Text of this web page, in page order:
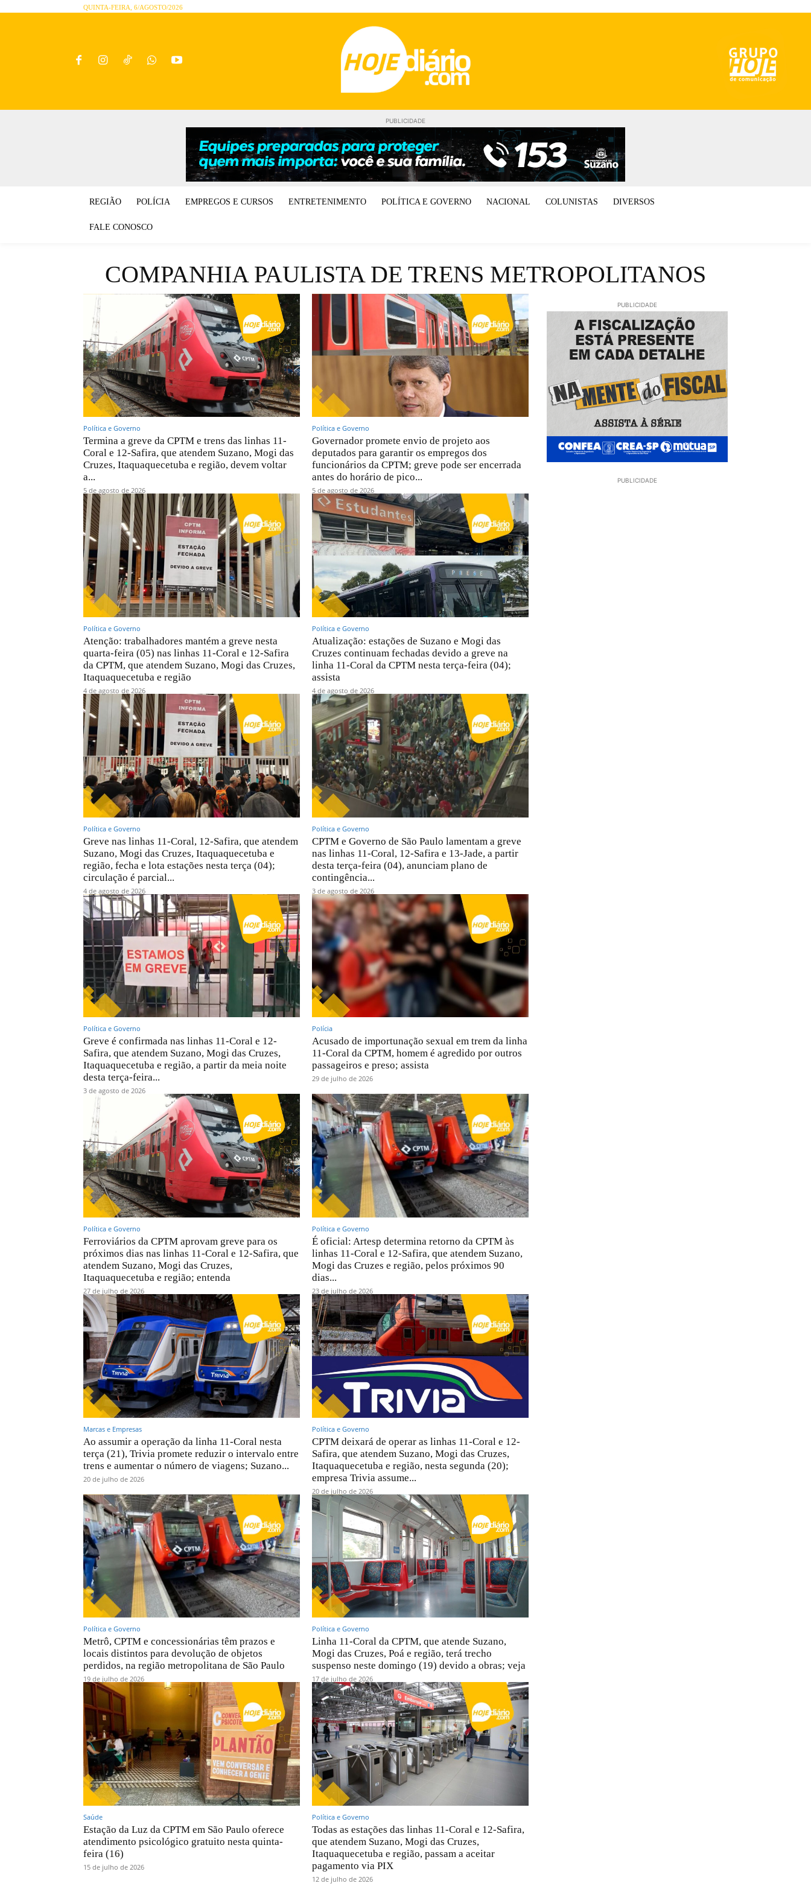
QUINTA-FEIRA, 6/AGOSTO/2026
PUBLICIDADE
REGIÃO POLÍCIA EMPREGOS E CURSOS ENTRETENIMENTO POLÍTICA E GOVERNO NACIONAL COLUNISTAS DIVERSOS
FALE CONOSCO
COMPANHIA PAULISTA DE TRENS METROPOLITANOS
Política e Governo
Termina a greve da CPTM e trens das linhas 11-
Coral e 12-Safira, que atendem Suzano, Mogi das
Cruzes, Itaquaquecetuba e região, devem voltar
a...
5 de agosto de 2026
Política e Governo
Governador promete envio de projeto aos
deputados para garantir os empregos dos
funcionários da CPTM; greve pode ser encerrada
antes do horário de pico...
5 de agosto de 2026
Política e Governo
Atenção: trabalhadores mantém a greve nesta
quarta-feira (05) nas linhas 11-Coral e 12-Safira
da CPTM, que atendem Suzano, Mogi das Cruzes,
Itaquaquecetuba e região
4 de agosto de 2026
Política e Governo
Atualização: estações de Suzano e Mogi das
Cruzes continuam fechadas devido a greve na
linha 11-Coral da CPTM nesta terça-feira (04);
assista
4 de agosto de 2026
Política e Governo
Greve nas linhas 11-Coral, 12-Safira, que atendem
Suzano, Mogi das Cruzes, Itaquaquecetuba e
região, fecha e lota estações nesta terça (04);
circulação é parcial...
4 de agosto de 2026
Política e Governo
CPTM e Governo de São Paulo lamentam a greve
nas linhas 11-Coral, 12-Safira e 13-Jade, a partir
desta terça-feira (04), anunciam plano de
contingência...
3 de agosto de 2026
Política e Governo
Greve é confirmada nas linhas 11-Coral e 12-
Safira, que atendem Suzano, Mogi das Cruzes,
Itaquaquecetuba e região, a partir da meia noite
desta terça-feira...
3 de agosto de 2026
Polícia
Acusado de importunação sexual em trem da linha
11-Coral da CPTM, homem é agredido por outros
passageiros e preso; assista
29 de julho de 2026
Política e Governo
Ferroviários da CPTM aprovam greve para os
próximos dias nas linhas 11-Coral e 12-Safira, que
atendem Suzano, Mogi das Cruzes,
Itaquaquecetuba e região; entenda
27 de julho de 2026
Política e Governo
É oficial: Artesp determina retorno da CPTM às
linhas 11-Coral e 12-Safira, que atendem Suzano,
Mogi das Cruzes e região, pelos próximos 90
dias...
23 de julho de 2026
Marcas e Empresas
Ao assumir a operação da linha 11-Coral nesta
terça (21), Trivia promete reduzir o intervalo entre
trens e aumentar o número de viagens; Suzano...
20 de julho de 2026
Política e Governo
CPTM deixará de operar as linhas 11-Coral e 12-
Safira, que atendem Suzano, Mogi das Cruzes,
Itaquaquecetuba e região, nesta segunda (20);
empresa Trivia assume...
20 de julho de 2026
Política e Governo
Metrô, CPTM e concessionárias têm prazos e
locais distintos para devolução de objetos
perdidos, na região metropolitana de São Paulo
19 de julho de 2026
Política e Governo
Linha 11-Coral da CPTM, que atende Suzano,
Mogi das Cruzes, Poá e região, terá trecho
suspenso neste domingo (19) devido a obras; veja
17 de julho de 2026
Saúde
Estação da Luz da CPTM em São Paulo oferece
atendimento psicológico gratuito nesta quinta-
feira (16)
15 de julho de 2026
Política e Governo
Todas as estações das linhas 11-Coral e 12-Safira,
que atendem Suzano, Mogi das Cruzes,
Itaquaquecetuba e região, passam a aceitar
pagamento via PIX
12 de julho de 2026
PUBLICIDADE
PUBLICIDADE